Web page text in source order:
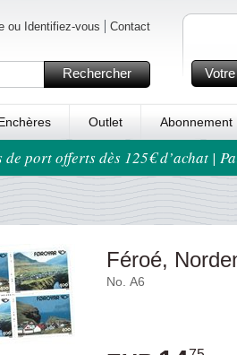
ou Identifiez-vous Contact
Rechercher
Outlet Abonnement
port offerts dès 125€ d’achat |
Féroé,
No. A6